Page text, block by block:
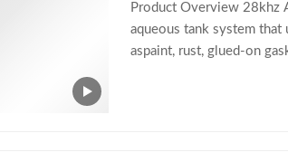
Product Overview 28khz
aqueous tank system that
aspaint, rust, glued-on